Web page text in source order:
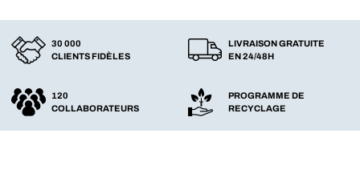
30 000
CLIENTS FIDÈLES
LIVRAISON GRATUITE
EN 24/48H
120
COLLABORATEURS
PROGRAMME DE
RECYCLAGE